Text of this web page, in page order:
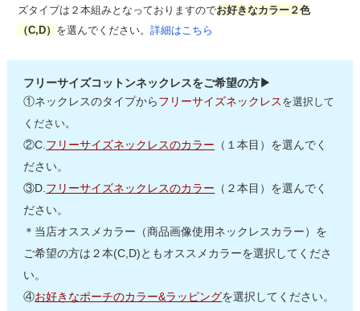
ズタイプは２本組みとなっておりますのでお好きなカラー２色
（C,D） を選んでください。 詳細はこちら
フリーサイズコットンネックレスをご希望の方▶
①ネックレスのタイプから フリーサイズネックレス を選択して
ください。
②C. フリーサイズネックレスのカラー （１本目）を選んでく
ださい。
③D. フリーサイズネックレスのカラー （２本目）を選んでく
ださい。
＊当店オススメカラー（商品画像使用ネックレスカラー）を
ご希望の方は２本(C,D)ともオススメカラーを選択してくださ
い。
④お好きなポーチのカラー&ラッピングを選択してください。